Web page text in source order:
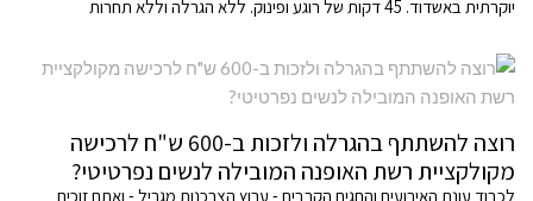
יוקרתית באשדוד. 45 דקות של רוגע ופינוק. ללא הגרלה וללא תחרות
רוצה להשתתף בהגרלה ולזכות ב-600 ש"ח לרכישה
מקולקציית רשת האופנה המובילה לנשים נפרטיטי?
לכבוד עונת האירועים והחגים הקרבים - ערוץ הצרכנות מגריל - ואתם זוכים